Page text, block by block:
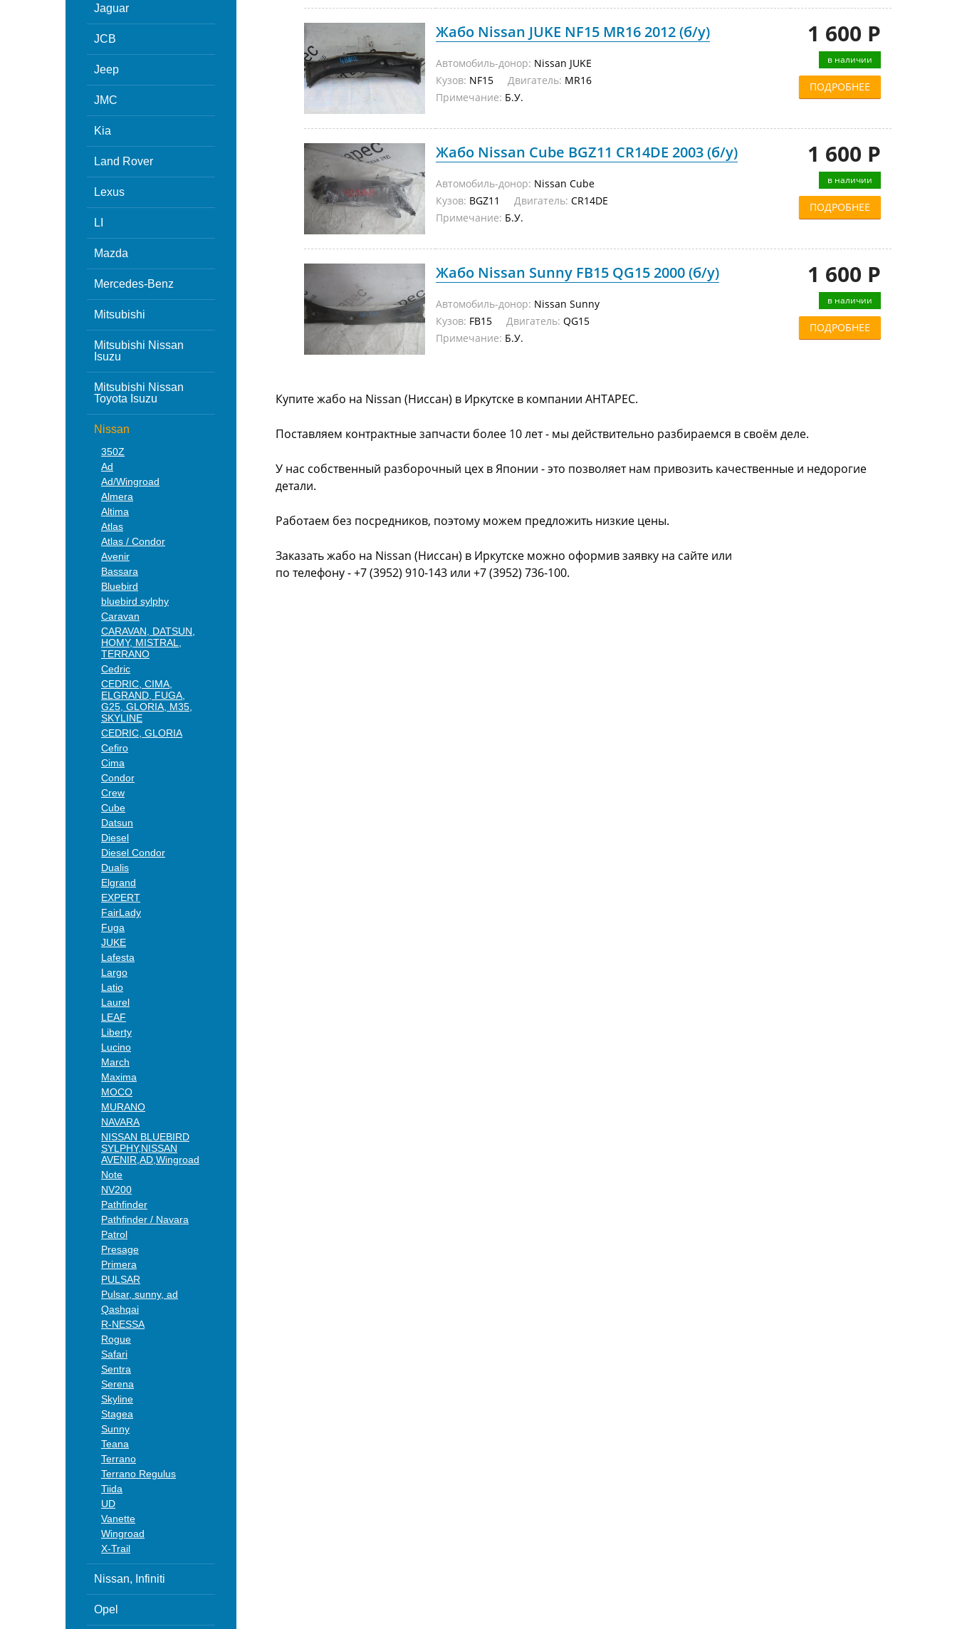
Jaguar
JCB
Jeep
JMC
Kia
Land Rover
Lexus
LI
Mazda
Mercedes-Benz
Mitsubishi
Mitsubishi Nissan
Isuzu
Mitsubishi Nissan
Toyota Isuzu
Nissan
350Z
Ad
Ad/Wingroad
Almera
Altima
Atlas
Atlas / Condor
Avenir
Bassara
Bluebird
bluebird sylphy
Caravan
CARAVAN, DATSUN,
HOMY, MISTRAL,
TERRANO
Cedric
CEDRIC, CIMA,
ELGRAND, FUGA,
G25, GLORIA, M35,
SKYLINE
CEDRIC, GLORIA
Cefiro
Cima
Condor
Crew
Cube
Datsun
Diesel
Diesel Condor
Dualis
Elgrand
EXPERT
FairLady
Fuga
JUKE
Lafesta
Largo
Latio
Laurel
LEAF
Liberty
Lucino
March
Maxima
MOCO
MURANO
NAVARA
NISSAN BLUEBIRD
SYLPHY,NISSAN
AVENIR,AD,Wingroad
Note
NV200
Pathfinder
Pathfinder / Navara
Patrol
Presage
Primera
PULSAR
Pulsar, sunny, ad
Qashqai
R-NESSA
Rogue
Safari
Sentra
Serena
Skyline
Stagea
Sunny
Teana
Terrano
Terrano Regulus
Tiida
UD
Vanette
Wingroad
X-Trail
Nissan, Infiniti
Opel
Жабо Nissan JUKE NF15 MR16 2012 (б/у)
Автомобиль-донор: Nissan JUKE
Кузов: NF15 Двигатель: MR16
Примечание: Б.У.
1 600 Р
в наличии
ПОДРОБНЕЕ
Жабо Nissan Cube BGZ11 CR14DE 2003 (б/у)
Автомобиль-донор: Nissan Cube
Кузов: BGZ11 Двигатель: CR14DE
Примечание: Б.У.
1 600 Р
в наличии
ПОДРОБНЕЕ
Жабо Nissan Sunny FB15 QG15 2000 (б/у)
Автомобиль-донор: Nissan Sunny
Кузов: FB15 Двигатель: QG15
Примечание: Б.У.
1 600 Р
в наличии
ПОДРОБНЕЕ
Купите жабо на Nissan (Ниссан) в Иркутске в компании АНТАРЕС.
Поставляем контрактные запчасти более 10 лет - мы действительно разбираемся в своём деле.
У нас собственный разборочный цех в Японии - это позволяет нам привозить качественные и недорогие
детали.
Работаем без посредников, поэтому можем предложить низкие цены.
Заказать жабо на Nissan (Ниссан) в Иркутске можно оформив заявку на сайте или
по телефону - +7 (3952) 910-143 или +7 (3952) 736-100.